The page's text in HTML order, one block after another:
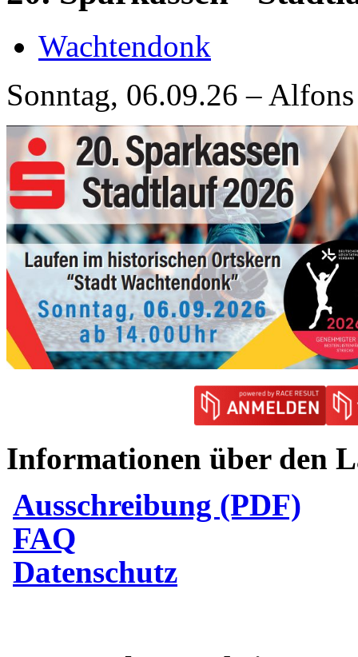
Wachtendonk
Sonntag, 06.09.26 –
Informationen über den
Ausschreibung (PDF)
FAQ
Datenschutz